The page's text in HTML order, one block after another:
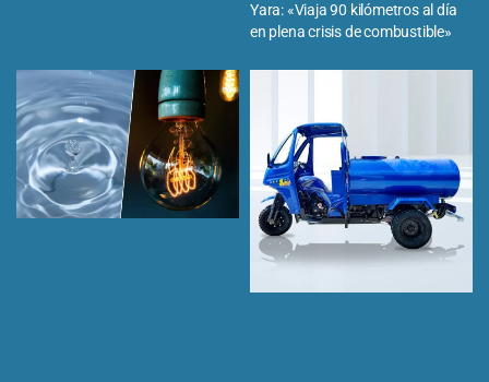
Yara: «Viaja 90 kilómetros al día
en plena crisis de combustible»